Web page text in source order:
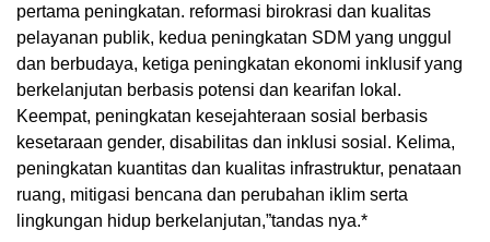
pertama peningkatan. reformasi birokrasi dan kualitas
pelayanan publik, kedua peningkatan SDM yang unggul
dan berbudaya, ketiga peningkatan ekonomi inklusif yang
berkelanjutan berbasis potensi dan kearifan lokal.
Keempat, peningkatan kesejahteraan sosial berbasis
kesetaraan gender, disabilitas dan inklusi sosial. Kelima,
peningkatan kuantitas dan kualitas infrastruktur, penataan
ruang, mitigasi bencana dan perubahan iklim serta
lingkungan hidup berkelanjutan,”tandas nya.*